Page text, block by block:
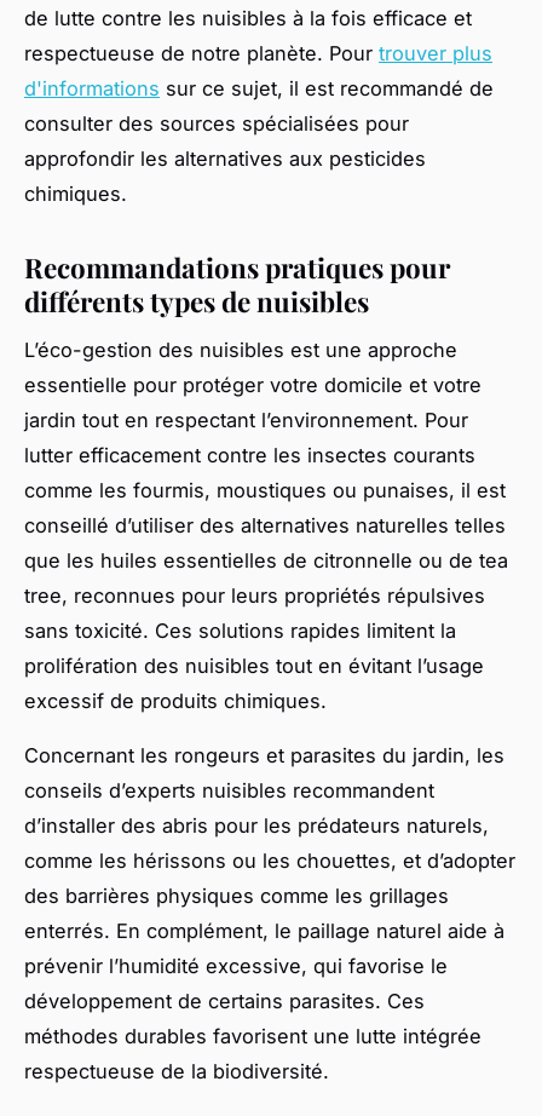
de lutte contre les nuisibles à la fois efficace et
respectueuse de notre planète. Pour trouver plus
d'informations sur ce sujet, il est recommandé de
consulter des sources spécialisées pour
approfondir les alternatives aux pesticides
chimiques.
Recommandations pratiques pour
différents types de nuisibles
L’éco-gestion des nuisibles est une approche
essentielle pour protéger votre domicile et votre
jardin tout en respectant l’environnement. Pour
lutter efficacement contre les insectes courants
comme les fourmis, moustiques ou punaises, il est
conseillé d’utiliser des alternatives naturelles telles
que les huiles essentielles de citronnelle ou de tea
tree, reconnues pour leurs propriétés répulsives
sans toxicité. Ces solutions rapides limitent la
prolifération des nuisibles tout en évitant l’usage
excessif de produits chimiques.
Concernant les rongeurs et parasites du jardin, les
conseils d’experts nuisibles recommandent
d’installer des abris pour les prédateurs naturels,
comme les hérissons ou les chouettes, et d’adopter
des barrières physiques comme les grillages
enterrés. En complément, le paillage naturel aide à
prévenir l’humidité excessive, qui favorise le
développement de certains parasites. Ces
méthodes durables favorisent une lutte intégrée
respectueuse de la biodiversité.